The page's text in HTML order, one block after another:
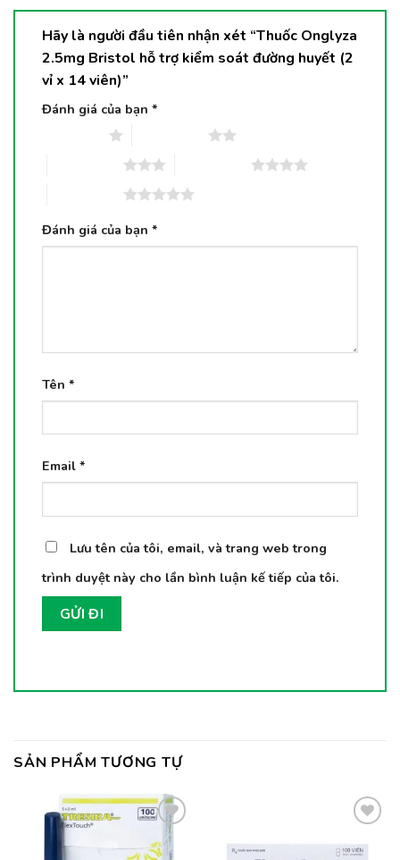
Hãy là người đầu tiên nhận xét “Thuốc Onglyza
2.5mg Bristol hỗ trợ kiểm soát đường huyết (2
vỉ x 14 viên)”
Đánh giá của bạn *
Đánh giá của bạn *
Tên *
Email *
Lưu tên của tôi, email, và trang web trong
trình duyệt này cho lần bình luận kế tiếp của tôi.
SẢN PHẨM TƯƠNG TỰ